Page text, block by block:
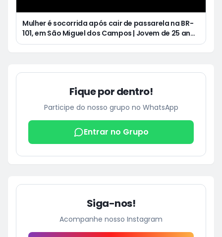
Mulher é socorrida após cair de passarela na BR-
101, em São Miguel dos Campos | Jovem de 25 anos
morre após acidente de moto no Distrito
Fique por dentro!
Participe do nosso grupo no WhatsApp
Entrar no Grupo
Siga-nos!
Acompanhe nosso Instagram